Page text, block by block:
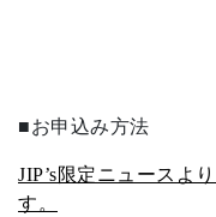
■お申込み方法
JIP’s限定ニュースよ
す。